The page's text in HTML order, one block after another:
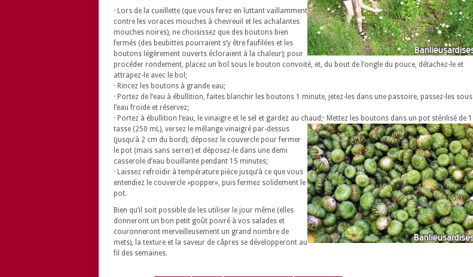
· Lors de la cueillette (que vous ferez en luttant vaillamment
contre les voraces mouches à chevreuil et les achalantes
mouches noires), ne choisissez que des boutons bien
fermés (des beubittes pourraient s’y être faufilées et les
boutons légèrement ouverts écloraient à la chaleur); pour
procéder rondement, placez un bol sous le bouton convoité, et, du bout de l’ongle du pouce, détachez-le et
attrapez-le avec le bol;
· Rincez les boutons à grande eau;
· Portez de l’eau à ébullition, faites blanchir les boutons 1 minute, jetez-les dans une passoire, passez-les sous
l’eau froide et réservez;
· Portez à ébullition l’eau, le vinaigre et le sel et gardez au chaud;· Mettez les boutons dans un pot stérilisé de 1
tasse (250 mL), versez le mélange vinaigré par-dessus
(jusqu’à 2 cm du bord), déposez le couvercle pour fermer
le pot (mais sans serrer) et déposez-le dans une demi
casserole d’eau bouillante pendant 15 minutes;
· Laissez refroidir à température pièce jusqu’à ce que vous
entendiez le couvercle «popper», puis fermez solidement le
pot.
Bien qu’il soit possible de les utiliser le jour même (elles
donneront un bon petit goût poivré à vos salades et
couronneront merveilleusement un grand nombre de
mets), la texture et la saveur de câpres se développeront au
fil des semaines.